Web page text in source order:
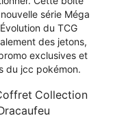
Collection